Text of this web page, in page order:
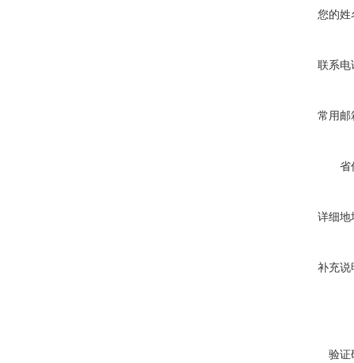
您的姓
联系电
常用邮
省
详细地
补充说
验证